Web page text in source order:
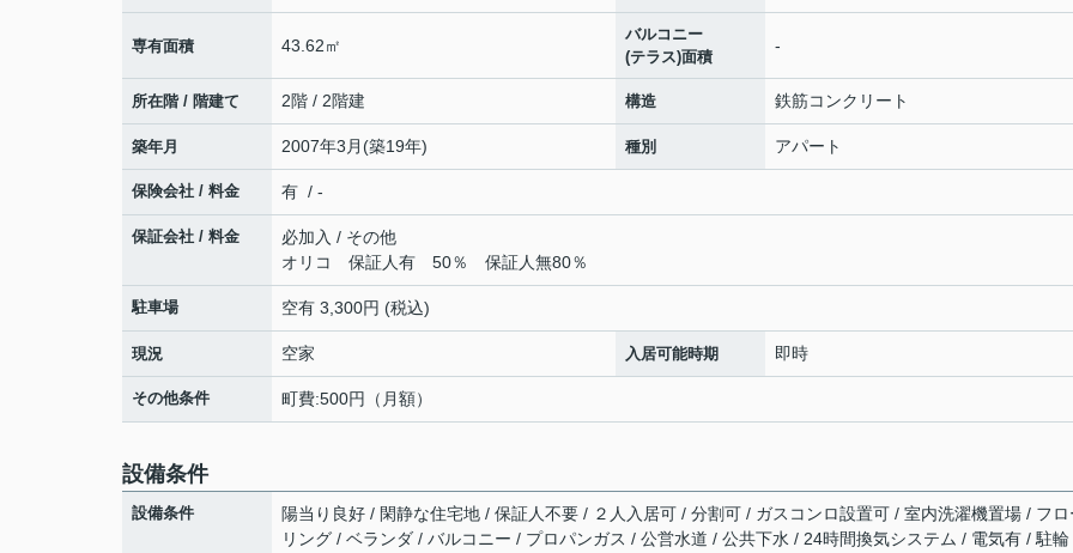
専有面積 43.62㎡
バルコニー
(テラス)面積
-
所在階 / 階建て 2階 / 2階建 構造 鉄筋コンクリート
築年月 2007年3月(築19年) 種別 アパート
保険会社 / 料金 有 / -
保証会社 / 料金
必加入 / その他
オリコ 保証人有 50％ 保証人無80％
駐車場 空有 3,300円 (税込)
現況 空家 入居可能時期 即時
その他条件 町費:500円（月額）
設備条件
設備条件
陽当り良好 / 閑静な住宅地 / 保証人不要 / ２人入居可 / 分割可 / ガスコンロ設置可 / 室内洗濯機置場 / フロ
リング / ベランダ / バルコニー / プロパンガス / 公営水道 / 公共下水 / 24時間換気システム / 電気有 / 駐輪